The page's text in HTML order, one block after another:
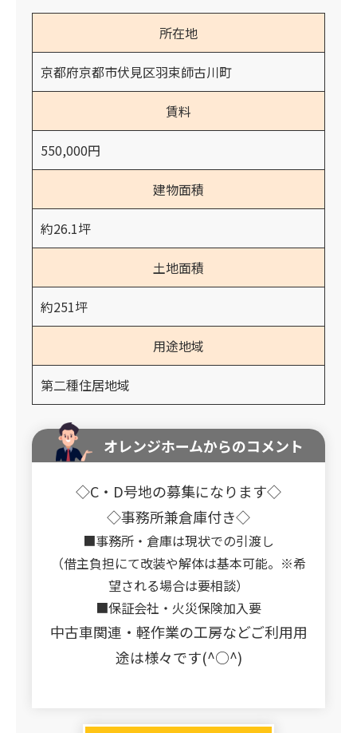
所在地
京都府京都市伏見区羽束師古川町
賃料
550,000円
建物面積
約26.1坪
土地面積
約251坪
用途地域
第二種住居地域
オレンジホームからのコメント
◇C・D号地の募集になります◇
◇事務所兼倉庫付き◇
■事務所・倉庫は現状での引渡し
（借主負担にて改装や解体は基本可能。※希
望される場合は要相談）
■保証会社・火災保険加入要
中古車関連・軽作業の工房などご利用用
途は様々です(^○^)